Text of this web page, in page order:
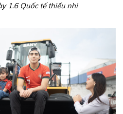
1.6 Quốc tế thiếu nhi